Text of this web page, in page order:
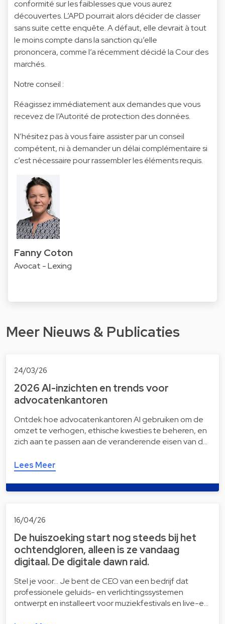
conformité sur les faiblesses que vous aurez
découvertes. L’APD pourrait alors décider de classer
sans suite cette enquête. A défaut, elle devrait à tout
le moins compte dans la sanction qu’elle
prononcera, comme l’a récemment décidé la Cour des
marchés.
Notre conseil :
Réagissez immédiatement aux demandes que vous
recevez de l’Autorité de protection des données.
N’hésitez pas à vous faire assister par un conseil
compétent, ni à demander un délai complémentaire si
c’est nécessaire pour rassembler les éléments requis.
Fanny Coton
Avocat - Lexing
Meer Nieuws & Publicaties
24/03/26
2026 AI-inzichten en trends voor
advocatenkantoren
Ontdek hoe advocatenkantoren AI gebruiken om de
omzet te verhogen, ethische kwesties te beheren, en
zich aan te passen aan de veranderende eisen van d…
Lees Meer
16/04/26
De huiszoeking start nog steeds bij het
ochtendgloren, alleen is ze vandaag
digitaal. De digitale dawn raid.
Stel je voor… Je bent de CEO van een bedrijf dat
professionele geluids- en verlichtingssystemen
ontwerpt en installeert voor muziekfestivals en live-e…